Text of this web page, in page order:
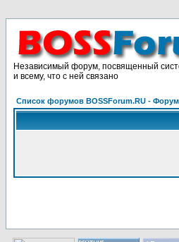
Независимый форум, посвященный
и всему, что с ней связано
Список форумов BOSSForum.RU -